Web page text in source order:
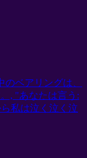
ベアリングは、
, "あなたは言う:
私は泣く泣く泣